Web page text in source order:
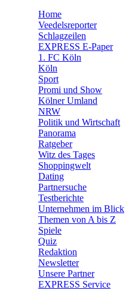
Home
Veedelsreporter
Schlagzeilen
EXPRESS E-Paper
1. FC Köln
Köln
Sport
Promi und Show
Kölner Umland
NRW
Politik und Wirtschaft
Panorama
Ratgeber
Witz des Tages
Shoppingwelt
Dating
Partnersuche
Testberichte
Unternehmen im Blick
Themen von A bis Z
Spiele
Quiz
Redaktion
Newsletter
Unsere Partner
EXPRESS Service